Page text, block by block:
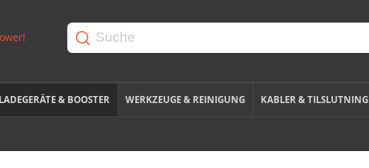
LADEGERÄTE & BOOSTER WERKZEUGE & REINIGUNG KABLER & TILSLUTNING